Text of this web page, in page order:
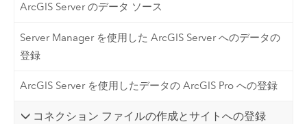
ArcGIS Server のデータ ソース
Server Manager を使用した ArcGIS Server へのデータの
登録
ArcGIS Server を使用したデータの ArcGIS Pro への登録
コネクション ファイルの作成とサイトへの登録